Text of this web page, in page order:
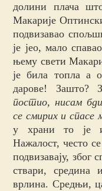
долини плача
Макарије
подвизавао
је јео, мало
њему свети
је била топла а
дарове! Зашто?
постио, нисам
се смирих и спасе
у храни то је
Нажалост, често
подвизавају, због
ствари, средина
врлина. Средњи,